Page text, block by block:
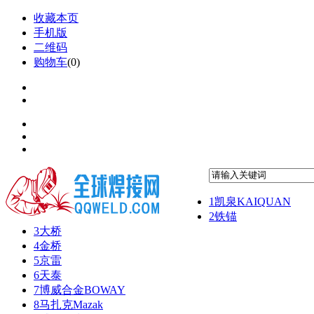
收藏本页
手机版
二维码
购物车(0)
1凯泉KAIQUAN
2铁锚
3大桥
4金桥
5京雷
6天泰
7博威合金BOWAY
8马扎克Mazak